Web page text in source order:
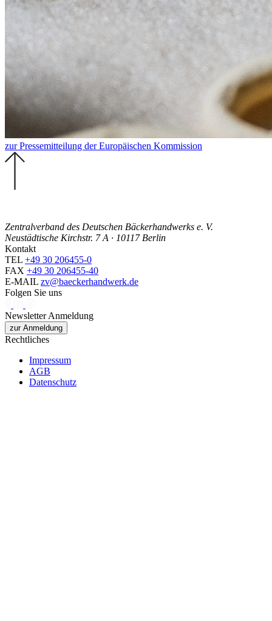
zur Pressemitteilung der Europäischen Kommission
Zentralverband des Deutschen Bäckerhandwerks e. V.
Neustädtische Kirchstr. 7 A · 10117 Berlin
Kontakt
TEL +49 30 206455-0
FAX +49 30 206455-40
E-MAIL zv@baeckerhandwerk.de
Folgen Sie uns
Newsletter Anmeldung
zur Anmeldung
Rechtliches
Impressum
AGB
Datenschutz